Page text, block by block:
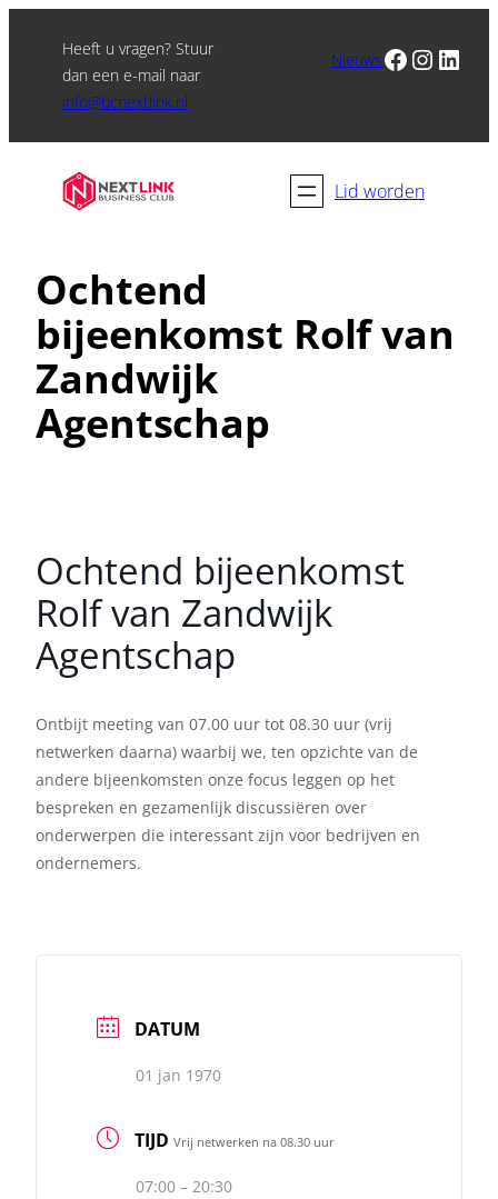
Heeft u vragen? Stuur
dan een e-mail naar
info@bcnextlink.nl
NieuwsFacebook Instagram LinkedIn
Lid worden
Ochtend
bijeenkomst Rolf van
Zandwijk
Agentschap
Ochtend bijeenkomst
Rolf van Zandwijk
Agentschap
Ontbijt meeting van 07.00 uur tot 08.30 uur (vrij
netwerken daarna) waarbij we, ten opzichte van de
andere bijeenkomsten onze focus leggen op het
bespreken en gezamenlijk discussiëren over
onderwerpen die interessant zijn voor bedrijven en
ondernemers.
DATUM
01 jan 1970
TIJD Vrij netwerken na 08.30 uur
07:00 – 20:30